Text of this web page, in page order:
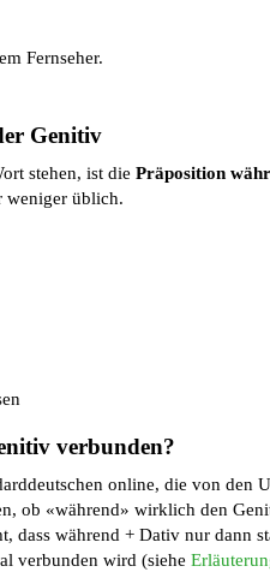
Fernseher.
Genitiv
stehen, ist die Präposition
weniger üblich.
verbunden?
online, die von den
ob «während» wirklich den
dass während + Dativ nur dann
verbunden wird (siehe